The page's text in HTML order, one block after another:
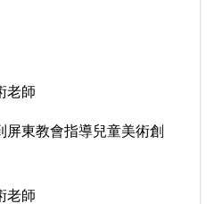
老師
屏東教會指導兒童美術創
老師